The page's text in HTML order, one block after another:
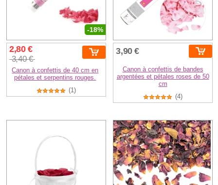
-18%
2,80 €
3,40 €
Canon à confettis de 40 cm en
pétales et serpentins rouges.
(1)
3,90 €
Canon à confettis de bandes
argentées et pétales roses de 50
cm
(4)